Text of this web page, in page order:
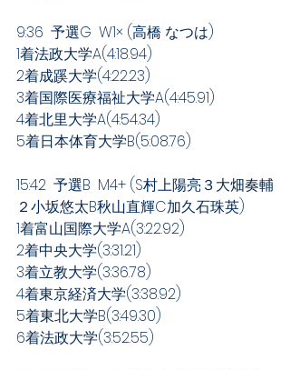
9:36  予選G  W1× (高橋 なつは)
1着法政大学A(4:18.94)
2着成蹊大学(4:22.23)
3着国際医療福祉大学A(4:45.91)
4着北里大学A(4:54.34)
5着日本体育大学B(5:08.76)
15:42  予選B  M4+ (S村上陽亮３大畑奏輔
２小坂悠太B秋山直輝C加久石珠英)
1着富山国際大学A(3:22.92)
2着中央大学(3:31.21)
3着立教大学(3:36.78)
4着東京経済大学(3:38.92)
5着東北大学B(3:49.30)
6着法政大学(3:52.55)